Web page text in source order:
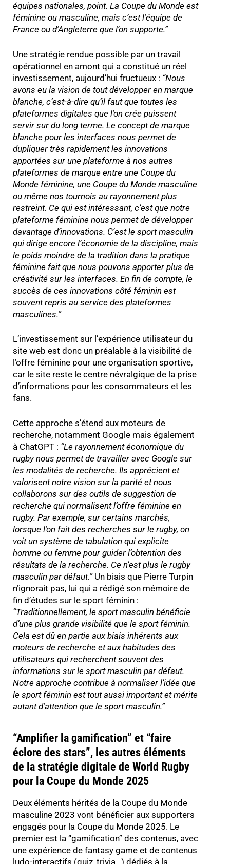
équipes nationales, point. La Coupe du Monde est
féminine ou masculine, mais c’est l’équipe de
France ou d’Angleterre que l’on supporte.”
Une stratégie rendue possible par un travail
opérationnel en amont qui a constitué un réel
investissement, aujourd’hui fructueux : “Nous
avons eu la vision de tout développer en marque
blanche, c’est-à-dire qu’il faut que toutes les
plateformes digitales que l’on crée puissent
servir sur du long terme. Le concept de marque
blanche pour les interfaces nous permet de
dupliquer très rapidement les innovations
apportées sur une plateforme à nos autres
plateformes de marque entre une Coupe du
Monde féminine, une Coupe du Monde masculine
ou même nos tournois au rayonnement plus
restreint. Ce qui est intéressant, c’est que notre
plateforme féminine nous permet de développer
davantage d’innovations. C’est le sport masculin
qui dirige encore l’économie de la discipline, mais
le poids moindre de la tradition dans la pratique
féminine fait que nous pouvons apporter plus de
créativité sur les interfaces. En fin de compte, le
succès de ces innovations côté féminin est
souvent repris au service des plateformes
masculines.”
L’investissement sur l’expérience utilisateur du
site web est donc un préalable à la visibilité de
l’offre féminine pour une organisation sportive,
car le site reste le centre névralgique de la prise
d’informations pour les consommateurs et les
fans.
Cette approche s’étend aux moteurs de
recherche, notamment Google mais également
à ChatGPT : “Le rayonnement économique du
rugby nous permet de travailler avec Google sur
les modalités de recherche. Ils apprécient et
valorisent notre vision sur la parité et nous
collaborons sur des outils de suggestion de
recherche qui normalisent l’offre féminine en
rugby. Par exemple, sur certains marchés,
lorsque l’on fait des recherches sur le rugby, on
voit un système de tabulation qui explicite
homme ou femme pour guider l’obtention des
résultats de la recherche. Ce n’est plus le rugby
masculin par défaut.” Un biais que Pierre Turpin
n’ignorait pas, lui qui a rédigé son mémoire de
fin d’études sur le sport féminin :
“Traditionnellement, le sport masculin bénéficie
d’une plus grande visibilité que le sport féminin.
Cela est dû en partie aux biais inhérents aux
moteurs de recherche et aux habitudes des
utilisateurs qui recherchent souvent des
informations sur le sport masculin par défaut.
Notre approche contribue à normaliser l’idée que
le sport féminin est tout aussi important et mérite
autant d’attention que le sport masculin.”
“Amplifier la gamification” et “faire
éclore des stars”, les autres éléments
de la stratégie digitale de World Rugby
pour la Coupe du Monde 2025
Deux éléments hérités de la Coupe du Monde
masculine 2023 vont bénéficier aux supporters
engagés pour la Coupe du Monde 2025. Le
premier est la “gamification” des contenus, avec
une expérience de fantasy game et de contenus